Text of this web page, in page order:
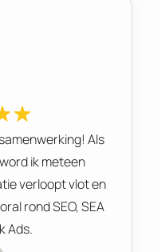
Als
ik meteen
verloopt vlot en
rond SEO, SEA
Ads.